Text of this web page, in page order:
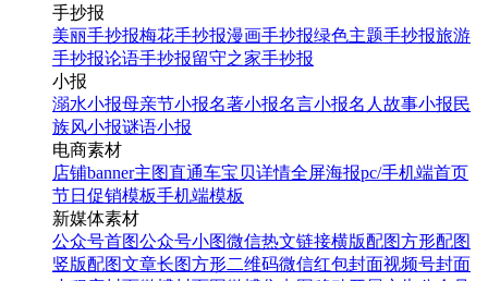
手抄报
美丽手抄报梅花手抄报漫画手抄报绿色主题手抄报旅游
手抄报论语手抄报留守之家手抄报
小报
溺水小报母亲节小报名著小报名言小报名人故事小报民
族风小报谜语小报
电商素材
店铺banner主图直通车宝贝详情全屏海报pc/手机端首页
节日促销模板手机端模板
新媒体素材
公众号首图公众号小图微信热文链接横版配图方形配图
竖版配图文章长图方形二维码微信红包封面视频号封面